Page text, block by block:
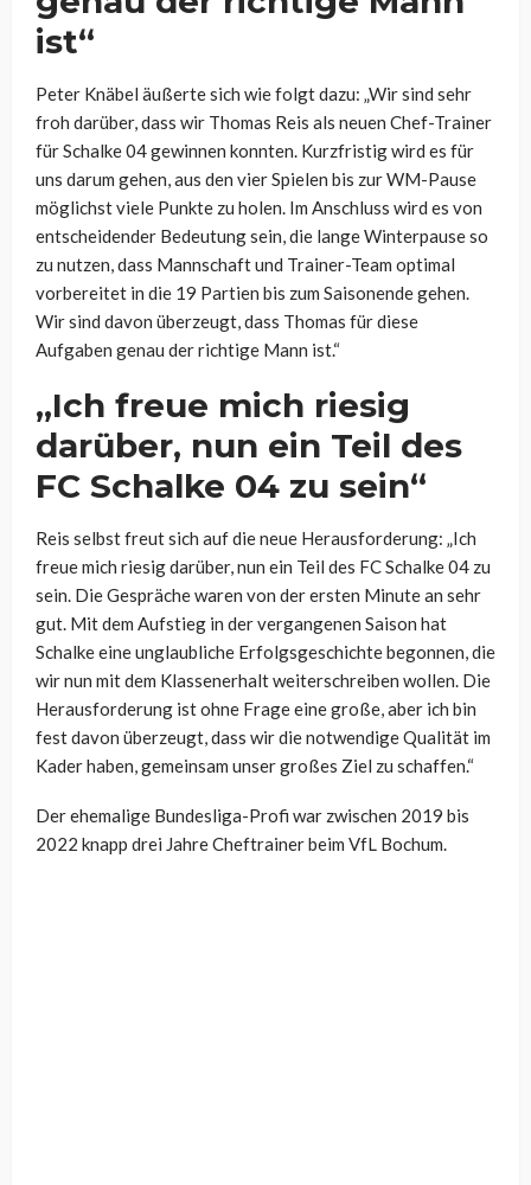
ist“
Peter Knäbel äußerte sich wie folgt dazu: „Wir sind sehr
froh darüber, dass wir Thomas Reis als neuen Chef-Trainer
für Schalke 04 gewinnen konnten. Kurzfristig wird es für
uns darum gehen, aus den vier Spielen bis zur WM-Pause
möglichst viele Punkte zu holen. Im Anschluss wird es von
entscheidender Bedeutung sein, die lange Winterpause so
zu nutzen, dass Mannschaft und Trainer-Team optimal
vorbereitet in die 19 Partien bis zum Saisonende gehen.
Wir sind davon überzeugt, dass Thomas für diese
Aufgaben genau der richtige Mann ist.“
„Ich freue mich riesig
darüber, nun ein Teil des
FC Schalke 04 zu sein“
Reis selbst freut sich auf die neue Herausforderung: „Ich
freue mich riesig darüber, nun ein Teil des FC Schalke 04 zu
sein. Die Gespräche waren von der ersten Minute an sehr
gut. Mit dem Aufstieg in der vergangenen Saison hat
Schalke eine unglaubliche Erfolgsgeschichte begonnen, die
wir nun mit dem Klassenerhalt weiterschreiben wollen. Die
Herausforderung ist ohne Frage eine große, aber ich bin
fest davon überzeugt, dass wir die notwendige Qualität im
Kader haben, gemeinsam unser großes Ziel zu schaffen.“
Der ehemalige Bundesliga-Profi war zwischen 2019 bis
2022 knapp drei Jahre Cheftrainer beim VfL Bochum.